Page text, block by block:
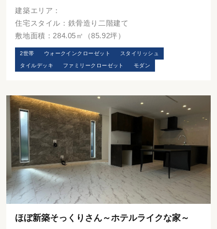
建築エリア：
住宅スタイル：鉄骨造り二階建て
敷地面積：284.05㎡（85.92坪）
2世帯 ウォークインクローゼット スタイリッシュ
タイルデッキ ファミリークローゼット モダン
ほぼ新築そっくりさん～ホテルライクな家～